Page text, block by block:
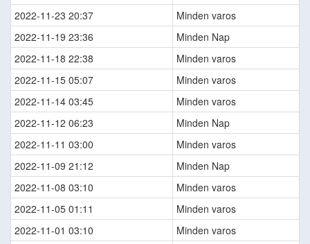
2022-11-23 20:37
Minden varos
2022-11-19 23:36
Minden Nap
2022-11-18 22:38
Minden varos
2022-11-15 05:07
Minden varos
2022-11-14 03:45
Minden varos
2022-11-12 06:23
Minden Nap
2022-11-11 03:00
Minden varos
2022-11-09 21:12
Minden Nap
2022-11-08 03:10
Minden varos
2022-11-05 01:11
Minden varos
2022-11-01 03:10
Minden varos